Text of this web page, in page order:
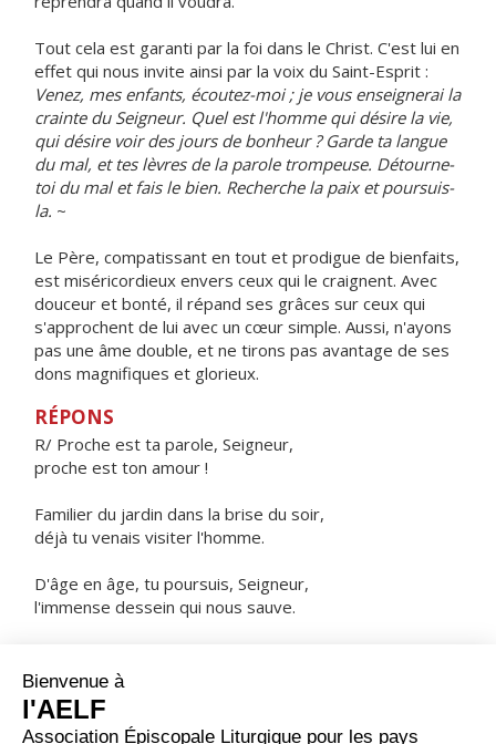
Tout cela est garanti par la foi dans le Christ. C'est lui en
effet qui nous invite ainsi par la voix du Saint-Esprit :
Venez, mes enfants, écoutez-moi ; je vous enseignerai la
crainte du Seigneur. Quel est l'homme qui désire la vie,
qui désire voir des jours de bonheur ? Garde ta langue
du mal, et tes lèvres de la parole trompeuse. Détourne-
toi du mal et fais le bien. Recherche la paix et poursuis-
la. ~
Le Père, compatissant en tout et prodigue de bienfaits,
est miséricordieux envers ceux qui le craignent. Avec
douceur et bonté, il répand ses grâces sur ceux qui
s'approchent de lui avec un cœur simple. Aussi, n'ayons
pas une âme double, et ne tirons pas avantage de ses
dons magnifiques et glorieux.
RÉPONS
R/ Proche est ta parole, Seigneur,
proche est ton amour !
Familier du jardin dans la brise du soir,
déjà tu venais visiter l'homme.
D'âge en âge, tu poursuis, Seigneur,
l'immense dessein qui nous sauve.
ouvre nos cœurs à ta voix.